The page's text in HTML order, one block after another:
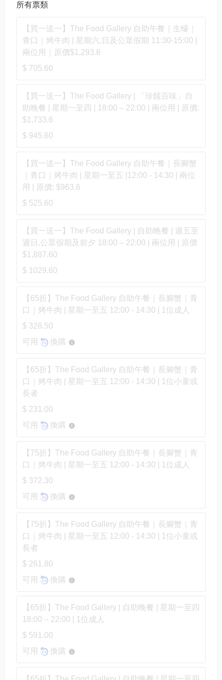
所有票類
【買一送一】The Food Gallery 自助午餐｜生蠔｜
青口｜烤牛肉 | 星期六,日及公眾假期 11:30-15:00 |
兩位用｜原價$1,293.6
$ 705.60
【買一送一】The Food Gallery | 「珍饈百味」自
助晚餐 | 星期一至四 | 18:00 – 22:00 | 兩位用 | 原價:
$1,733.6
$ 945.60
【買一送一】The Food Gallery 自助午餐｜長腳蟹
｜青口｜烤牛肉 | 星期一至五 |12:00 - 14:30 | 兩位
用 | 原價: $963.6
$ 525.60
【買一送一】The Food Gallery | 自助晚餐 | 週五至
週日,公眾假期及前夕 18:00 – 22:00 | 兩位用 | 原價
$1,887.60
$ 1029.60
【65折】The Food Gallery 自助午餐｜長腳蟹｜青
口｜烤牛肉 | 星期一至五 12:00 - 14:30 | 1位成人
$ 328.50
可用
換購
【65折】The Food Gallery 自助午餐｜長腳蟹｜青
口｜烤牛肉 | 星期一至五 12:00 - 14:30 | 1位小童或
長者
$ 231.00
可用
換購
【75折】The Food Gallery 自助午餐｜長腳蟹｜青
口｜烤牛肉 | 星期一至五 12:00 - 14:30 | 1位成人
$ 372.30
可用
換購
【75折】The Food Gallery 自助午餐｜長腳蟹｜青
口｜烤牛肉 | 星期一至五 12:00 - 14:30 | 1位小童或
長者
$ 261.80
可用
換購
【65折】The Food Gallery | 自助晚餐 | 星期一至四
18:00 – 22:00 | 1位成人
$ 591.00
可用
換購